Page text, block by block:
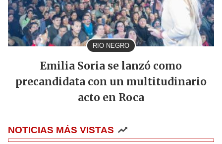
RIO NEGRO
Emilia Soria se lanzó como
precandidata con un multitudinario
acto en Roca
NOTICIAS MÁS VISTAS